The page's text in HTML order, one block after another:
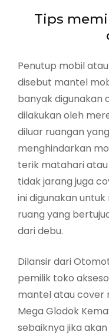
Tips
Penutup mobil
disebut mantel
banyak digunakan
dilakukan oleh
diluar ruangan
menghindarkan
terik matahari atau
tidak jarang juga
ini digunakan
ruang yang
dari debu.
Dilansir dari
pemilik toko
mantel atau cover
Mega Glodok
sebaiknya jika